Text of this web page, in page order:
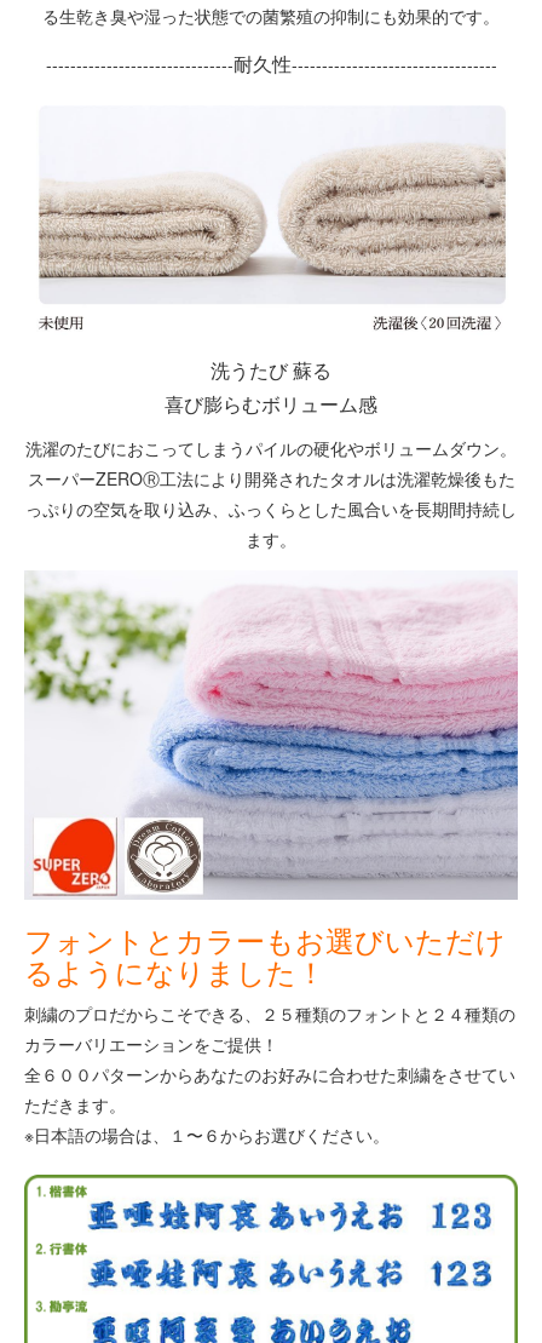
る生乾き臭や湿った状態での菌繁殖の抑制にも効果的です。
-------------------------------耐久性----------------------------------
洗うたび 蘇る
喜び膨らむボリューム感
洗濯のたびにおこってしまうパイルの硬化やボリュームダウン。
スーパーZEROⓇ工法により開発されたタオルは洗濯乾燥後もた
っぷりの空気を取り込み、ふっくらとした風合いを長期間持続し
ます。
フォントとカラーもお選びいただけ
るようになりました！
刺繍のプロだからこそできる、２５種類のフォントと２４種類の
カラーバリエーションをご提供！
全６００パターンからあなたのお好みに合わせた刺繍をさせてい
ただきます。
※日本語の場合は、１〜６からお選びください。